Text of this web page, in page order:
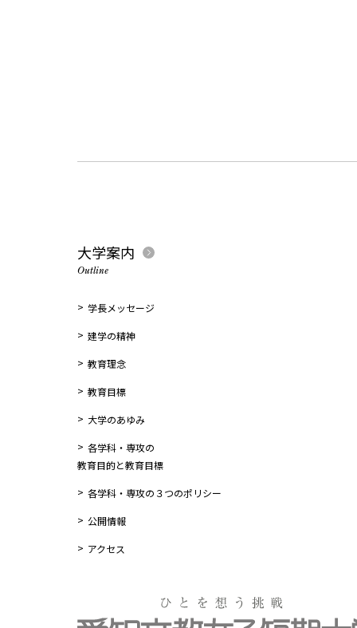
大学案内
Outline
学長メッセージ
建学の精神
教育理念
教育目標
大学のあゆみ
各学科・専攻の
教育目的と教育目標
各学科・専攻の３つのポリシー
公開情報
アクセス